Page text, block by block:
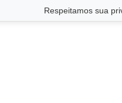
Respeitamos sua